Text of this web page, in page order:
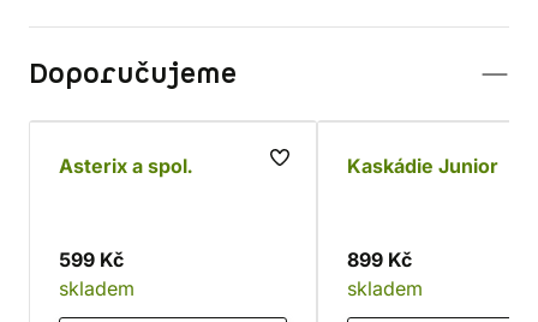
Doporučujeme
Asterix a spol.
599 Kč
skladem
Kaskádie Junior
899 Kč
skladem